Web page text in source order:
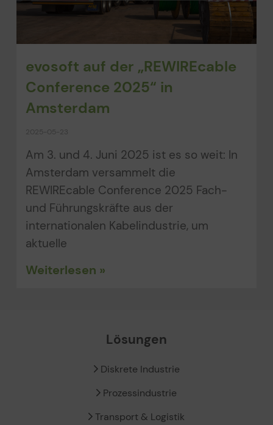
evosoft auf der „REWIREcable
Conference 2025“ in
Amsterdam
2025-05-23
Am 3. und 4. Juni 2025 ist es so weit: In
Amsterdam versammelt die
REWIREcable Conference 2025 Fach-
und Führungskräfte aus der
internationalen Kabelindustrie, um
aktuelle
Weiterlesen »
Lösungen
Diskrete Industrie
Prozessindustrie
Transport & Logistik